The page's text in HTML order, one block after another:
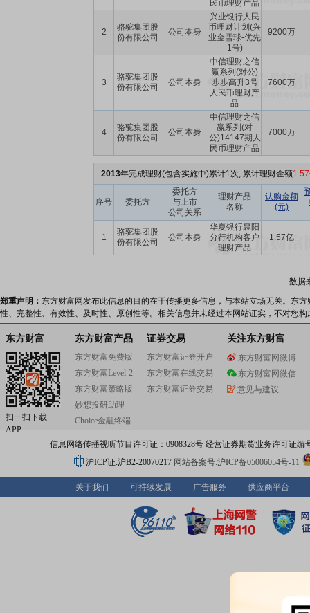
民币理财产品
2
骆驼集团股
份有限公司
公司本身
兴业银行人民
币理财计划(兴
业金雪球-优先
1号)
9200万
3
骆驼集团股
份有限公司
公司本身
中信理财之信
赢系列(对公)
步步高升3号
人民币理财产
品
7600万
4
骆驼集团股
份有限公司
公司本身
中信理财之信
赢系列(对
公)14147期人
民币理财产品
7000万
2013年完成理财(包含实施中)累计1次, 累计理财金额
序号 委托方
委托方
与上市
公司关系
理财产品
名称
认购金额
(元)
1
骆驼集团股
份有限公司
公司本身
华夏银行襄阳
分行机构客户
理财产品
1.57亿
数据
郑重声明： 东方财富网发布此信息的目的在于传播更多信息，与本站立场无关。东
性、完整性、有效性、及时性、原创性等。相关信息并未经过本网站证实，不对您
东方财富
扫一扫下载
APP
东方财富产品
东方财富免费版
东方财富Level-2
东方财富策略版
妙想投研助理
Choice金融终端
证券交易
东方财富证券开户
东方财富在线交易
东方财富证券交易
关注东方财富
东方财富网微博
东方财富网微信
意见与建议
信息网络传播视听节目许可证：0908328号 经营证券期货业务许可证编
沪ICP证:沪B2-20070217 网站备案号:沪ICP备05006054号-11
关于我们 可持续发展 广告服务 供应商平台